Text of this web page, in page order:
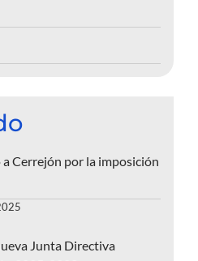
Cerrejón por la imposición
Junta Directiva